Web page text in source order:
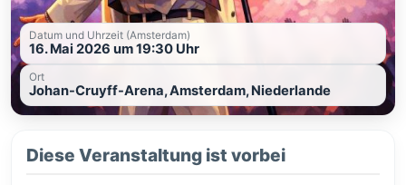
Datum und Uhrzeit (Amsterdam)
16. Mai 2026 um 19:30 Uhr
Ort
Johan-Cruyff-Arena, Amsterdam, Niederlande
Diese Veranstaltung ist vorbei